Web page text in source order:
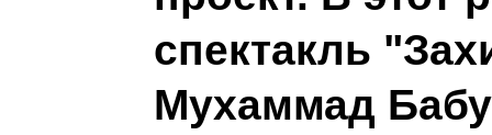
спектакль
Мухаммад